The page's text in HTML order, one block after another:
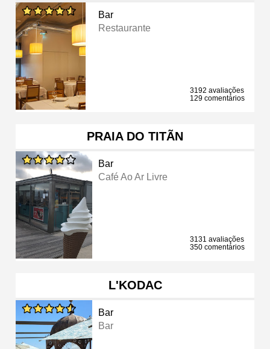
Bar
Restaurante
3192 avaliações
129 comentários
PRAIA DO TITÃN
Bar
Café Ao Ar Livre
3131 avaliações
350 comentários
L'KODAC
Bar
Bar